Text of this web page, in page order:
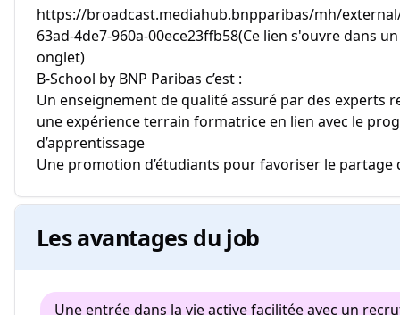
https://broadcast.mediahub.bnpparibas/mh/
63ad-4de7-960a-00ece23ffb58(Ce lien s'ouvre dans
onglet)
B-School by BNP Paribas c’est :
Un enseignement de qualité assuré par des experts
une expérience terrain formatrice en lien avec le
d’apprentissage
Une promotion d’étudiants pour favoriser le partage
Les avantages du job
Une entrée dans la vie active facilitée avec un